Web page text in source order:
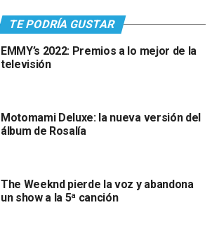
TE PODRÍA GUSTAR
EMMY’s 2022: Premios a lo mejor de la
televisión
Motomami Deluxe: la nueva versión del
álbum de Rosalía
The Weeknd pierde la voz y abandona
un show a la 5ª canción